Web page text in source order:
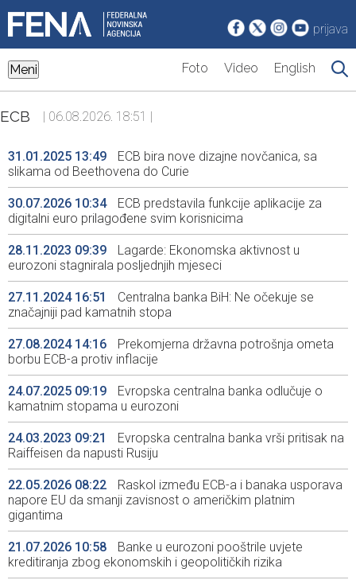
prijava
Meni Foto Video English
ECB | 06.08.2026. 18:51 |
31.01.2025 13:49
ECB bira nove dizajne novčanica, sa
slikama od Beethovena do Curie
30.07.2026 10:34
ECB predstavila funkcije aplikacije za
digitalni euro prilagođene svim korisnicima
28.11.2023 09:39
Lagarde: Ekonomska aktivnost u
eurozoni stagnirala posljednjih mjeseci
27.11.2024 16:51
Centralna banka BiH: Ne očekuje se
značajniji pad kamatnih stopa
27.08.2024 14:16
Prekomjerna državna potrošnja ometa
borbu ECB-a protiv inflacije
24.07.2025 09:19
Evropska centralna banka odlučuje o
kamatnim stopama u eurozoni
24.03.2023 09:21
Evropska centralna banka vrši pritisak na
Raiffeisen da napusti Rusiju
22.05.2026 08:22
Raskol između ECB-a i banaka usporava
napore EU da smanji zavisnost o američkim platnim
gigantima
21.07.2026 10:58
Banke u eurozoni pooštrile uvjete
kreditiranja zbog ekonomskih i geopolitičkih rizika